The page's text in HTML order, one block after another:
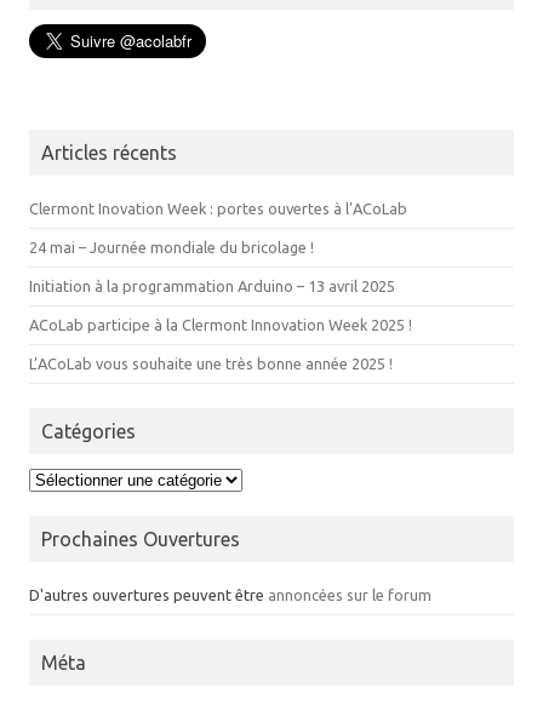
Articles récents
Clermont Inovation Week : portes ouvertes à l’ACoLab
24 mai – Journée mondiale du bricolage !
Initiation à la programmation Arduino – 13 avril 2025
ACoLab participe à la Clermont Innovation Week 2025 !
L’ACoLab vous souhaite une très bonne année 2025 !
Catégories
Catégories
Prochaines Ouvertures
D'autres ouvertures peuvent être annoncées sur le forum
Méta